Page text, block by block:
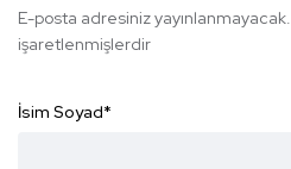
E-posta adresiniz yayınlanmayacak.
işaretlenmişlerdir
İsim Soyad*